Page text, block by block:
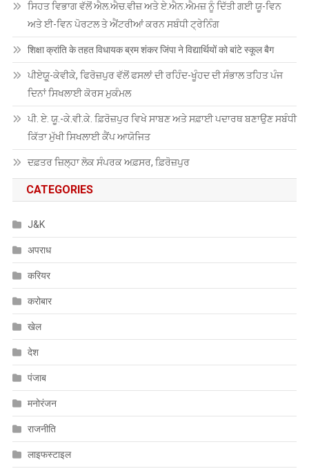
ਸਿਹਤ ਵਿਭਾਗ ਵੱਲੋਂ ਐਲ.ਐਚ.ਵੀਜ਼ ਅਤੇ ਏ.ਐਨ.ਐਮਜ਼ ਨੂੰ ਦਿੱਤੀ ਗਈ ਯੂ-ਵਿਨ
ਅਤੇ ਈ-ਵਿਨ ਪੋਰਟਲ ਤੇ ਐਂਟਰੀਆਂ ਕਰਨ ਸਬੰਧੀ ਟ੍ਰੇਨਿੰਗ
शिक्षा क्रांति के तहत विधायक ब्रम शंकर जिंपा ने विद्यार्थियों को बांटे स्कूल बैग
ਪੀਏਯੂੑ-ਕੇਵੀਕੇ, ਫਿਰੋਜ਼ਪੁਰ ਵੱਲੋਂ ਫਸਲਾਂ ਦੀ ਰਹਿੰਦ-ਖੂੰਹਦ ਦੀ ਸੰਭਾਲ ਤਹਿਤ ਪੰਜ
ਦਿਨਾਂ ਸਿਖਲਾਈ ਕੋਰਸ ਮੁਕੰਮਲ
ਪੀ. ਏ. ਯੂ.-ਕੇ.ਵੀ.ਕੇ. ਫ਼ਿਰੋਜ਼ਪੁਰ ਵਿਖੇ ਸਾਬਣ ਅਤੇ ਸਫ਼ਾਈ ਪਦਾਰਥ ਬਣਾਉਣ ਸਬੰਧੀ
ਕਿੱਤਾ ਮੁੱਖੀ ਸਿਖਲਾਈ ਕੈਂਪ ਆਯੋਜਿਤ
ਦਫ਼ਤਰ ਜ਼ਿਲ੍ਹਾ ਲੋਕ ਸੰਪਰਕ ਅਫ਼ਸਰ, ਫ਼ਿਰੋਜ਼ਪੁਰ
CATEGORIES
J&K
अपराध
करियर
करोबार
खेल
देश
पंजाब
मनोरंजन
राजनीति
लाइफस्टाइल